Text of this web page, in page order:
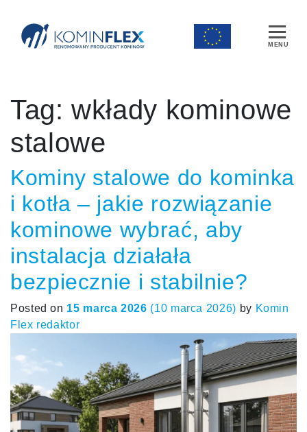
Main Navigation
Tag:wkłady kominowe
stalowe
Kominy stalowe do kominka
i kotła – jakie rozwiązanie
kominowe wybrać, aby
instalacja działała
bezpiecznie i stabilnie?
Posted on 15 marca 2026 (10 marca 2026) by Komin
Flex redaktor